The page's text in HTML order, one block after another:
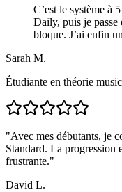
C’est le système à
Daily, puis je passe
bloque. J’ai enfin
Sarah M.
Étudiante en théorie
"Avec mes débutants, je
Standard. La progression
frustrante."
David L.